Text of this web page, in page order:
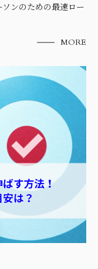
ンのための最速ロー
MORE